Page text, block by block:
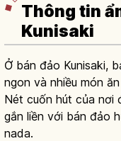
Thông tin
Kunisaki
Ở bán đảo Kunisaki,
ngon và nhiều món
Nét cuốn hút của nơi
gắn liền với bán đảo
nada.